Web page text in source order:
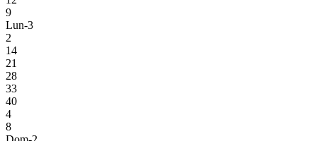
9
Lun-3
2
14
21
28
33
40
4
8